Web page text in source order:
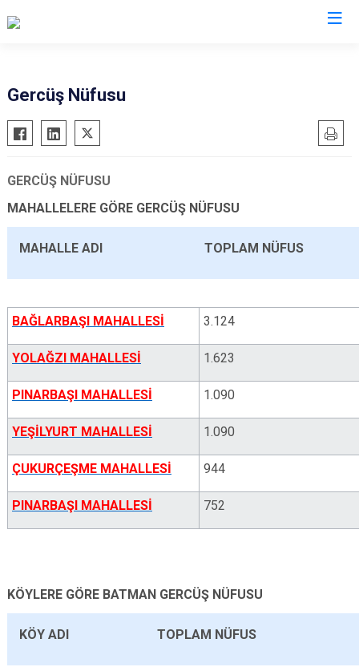
Beşiri
Gercüş
Hasankeyf
Kozluk
Sason
Gercüş Nüfusu
GERCÜŞ NÜFUSU
MAHALLELERE GÖRE GERCÜŞ NÜFUSU
MAHALLE ADI TOPLAM NÜFUS
BAĞLARBAŞI MAHALLESİ 3.124
YOLAĞZI MAHALLESİ 1.623
PINARBAŞI MAHALLESİ 1.090
YEŞİLYURT MAHALLESİ 1.090
ÇUKURÇEŞME MAHALLESİ 944
PINARBAŞI MAHALLESİ 752
KÖYLERE GÖRE BATMAN GERCÜŞ NÜFUSU
KÖY ADI TOPLAM NÜFUS